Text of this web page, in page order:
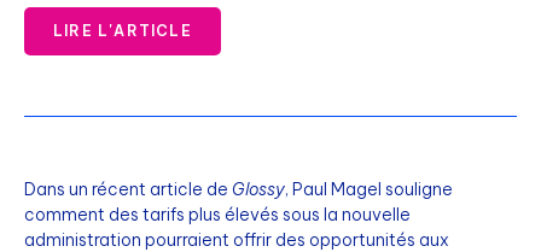
LIRE L'ARTICLE
Dans un récent article de Glossy, Paul Magel souligne
comment des tarifs plus élevés sous la nouvelle
administration pourraient offrir des opportunités aux